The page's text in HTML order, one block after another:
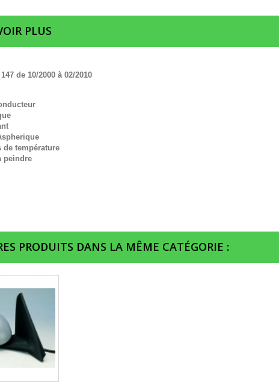
PLUS
de 10/2000 à 02/2010
de température
peindre
PRODUITS DANS LA MÊME CATÉGORIE :